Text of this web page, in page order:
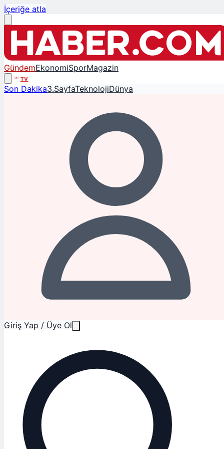
İçeriğe atla
GündemEkonomiSporMagazin
TV
Son Dakika3.SayfaTeknolojiDünya
Giriş Yap / Üye Ol